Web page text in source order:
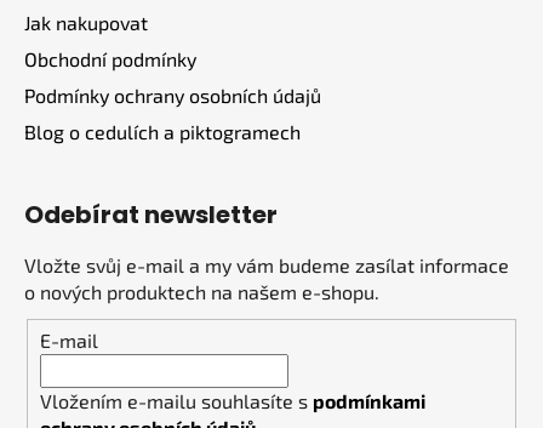
Jak nakupovat
Obchodní podmínky
Podmínky ochrany osobních údajů
Blog o cedulích a piktogramech
Odebírat newsletter
Vložte svůj e-mail a my vám budeme zasílat informace
o nových produktech na našem e-shopu.
E-mail
Vložením e-mailu souhlasíte s podmínkami